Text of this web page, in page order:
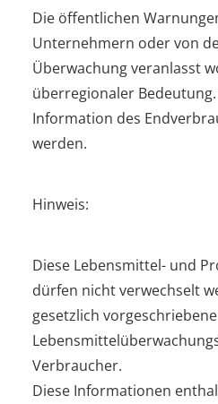
Die öffentlichen
Unternehmern oder von
Überwachung veranlasst
überregionaler
Information des
werden.
Hinweis:
Diese Lebensmittel- und
dürfen nicht verwechselt
gesetzlich
Verbraucher.
Diese Informationen